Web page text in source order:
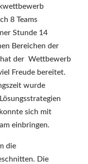
8 Teams
Stunde 14
Bereichen der
hat der Wettbewerb
Freude bereitet.
wurde
sich mit
einbringen.
die
Die